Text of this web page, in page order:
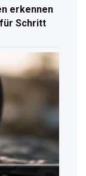
erkennen
Schritt